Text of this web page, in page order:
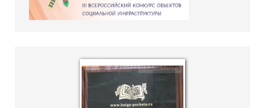
hislider.com